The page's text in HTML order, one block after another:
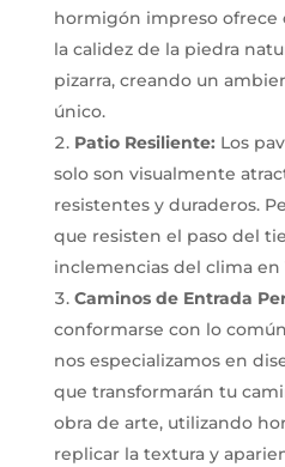
hormigón impreso ofrece
la calidez de la piedra
pizarra, creando un
único.
Patio Resiliente: Los
solo son visualmente
resistentes y duraderos.
que resisten el paso del
inclemencias del clima en
Caminos de Entrada
conformarse con lo
nos especializamos en
que transformarán tu
obra de arte, utilizando
replicar la textura y